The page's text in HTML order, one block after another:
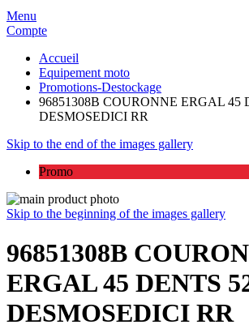
Menu
Compte
Accueil
Equipement moto
Promotions-Destockage
96851308B COURONNE ERGAL 45
DESMOSEDICI RR
Skip to the end of the images gallery
Promo
Skip to the beginning of the images gallery
96851308B
ERGAL 45 DENTS
DESMOSEDICI RR